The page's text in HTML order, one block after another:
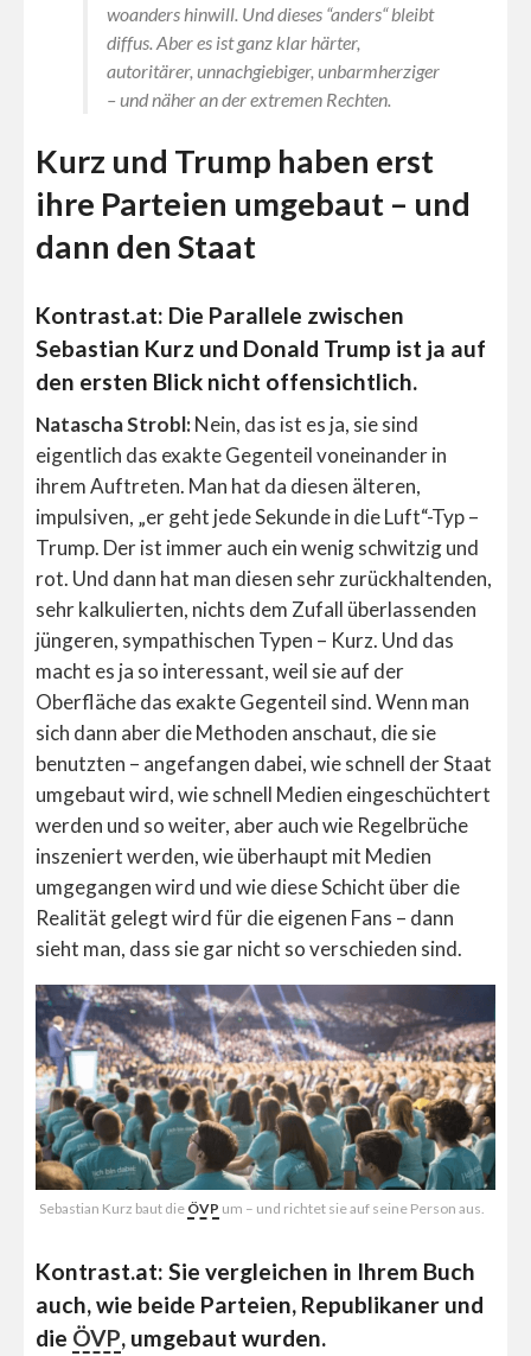
woanders hinwill. Und dieses “anders“ bleibt
diffus. Aber es ist ganz klar härter,
autoritärer, unnachgiebiger, unbarmherziger
– und näher an der extremen Rechten.
Kurz und Trump haben erst
ihre Parteien umgebaut – und
dann den Staat
Kontrast.at: Die Parallele zwischen
Sebastian Kurz und Donald Trump ist ja auf
den ersten Blick nicht offensichtlich.
Natascha Strobl:Nein, das ist es ja, sie sind
eigentlich das exakte Gegenteil voneinander in
ihrem Auftreten. Man hat da diesen älteren,
impulsiven, „er geht jede Sekunde in die Luft“-Typ –
Trump. Der ist immer auch ein wenig schwitzig und
rot. Und dann hat man diesen sehr zurückhaltenden,
sehr kalkulierten, nichts dem Zufall überlassenden
jüngeren, sympathischen Typen – Kurz. Und das
macht es ja so interessant, weil sie auf der
Oberfläche das exakte Gegenteil sind. Wenn man
sich dann aber die Methoden anschaut, die sie
benutzten – angefangen dabei, wie schnell der Staat
umgebaut wird, wie schnell Medien eingeschüchtert
werden und so weiter, aber auch wie Regelbrüche
inszeniert werden, wie überhaupt mit Medien
umgegangen wird und wie diese Schicht über die
Realität gelegt wird für die eigenen Fans – dann
sieht man, dass sie gar nicht so verschieden sind.
Sebastian Kurz baut die ÖVP um – und richtet sie auf seine Person aus.
Kontrast.at: Sie vergleichen in Ihrem Buch
auch, wie beide Parteien, Republikaner und
die ÖVP, umgebaut wurden.